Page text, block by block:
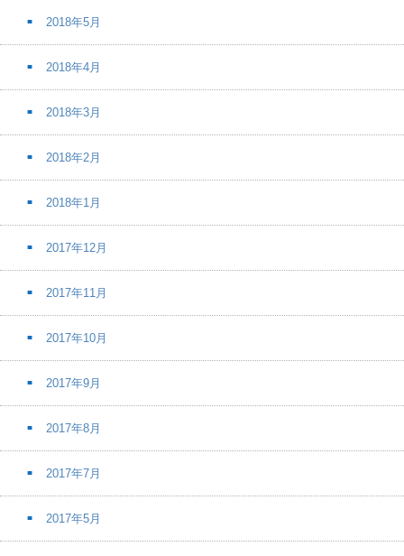
2018年5月
2018年4月
2018年3月
2018年2月
2018年1月
2017年12月
2017年11月
2017年10月
2017年9月
2017年8月
2017年7月
2017年5月